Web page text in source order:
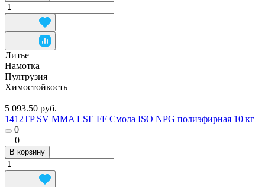
Литье
Намотка
Пултрузия
Химостойкость
5 093.50 руб.
1412TP SV MMA LSE FF Смола ISO NPG полиэфирная 10 кг
0
0
В корзину